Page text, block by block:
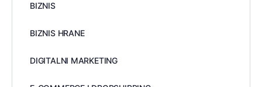
BIZNIS
BIZNIS HRANE
DIGITALNI MARKETING